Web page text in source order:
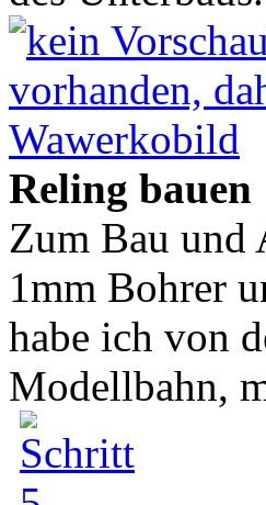
Reling bauen
Zum Bau und
1mm Bohrer
habe ich von
Modellbahn,